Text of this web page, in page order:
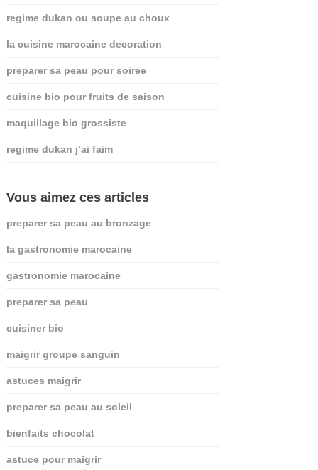
regime dukan ou soupe au choux
la cuisine marocaine decoration
preparer sa peau pour soiree
cuisine bio pour fruits de saison
maquillage bio grossiste
regime dukan j’ai faim
Vous aimez ces articles
preparer sa peau au bronzage
la gastronomie marocaine
gastronomie marocaine
preparer sa peau
cuisiner bio
maigrir groupe sanguin
astuces maigrir
preparer sa peau au soleil
bienfaits chocolat
astuce pour maigrir